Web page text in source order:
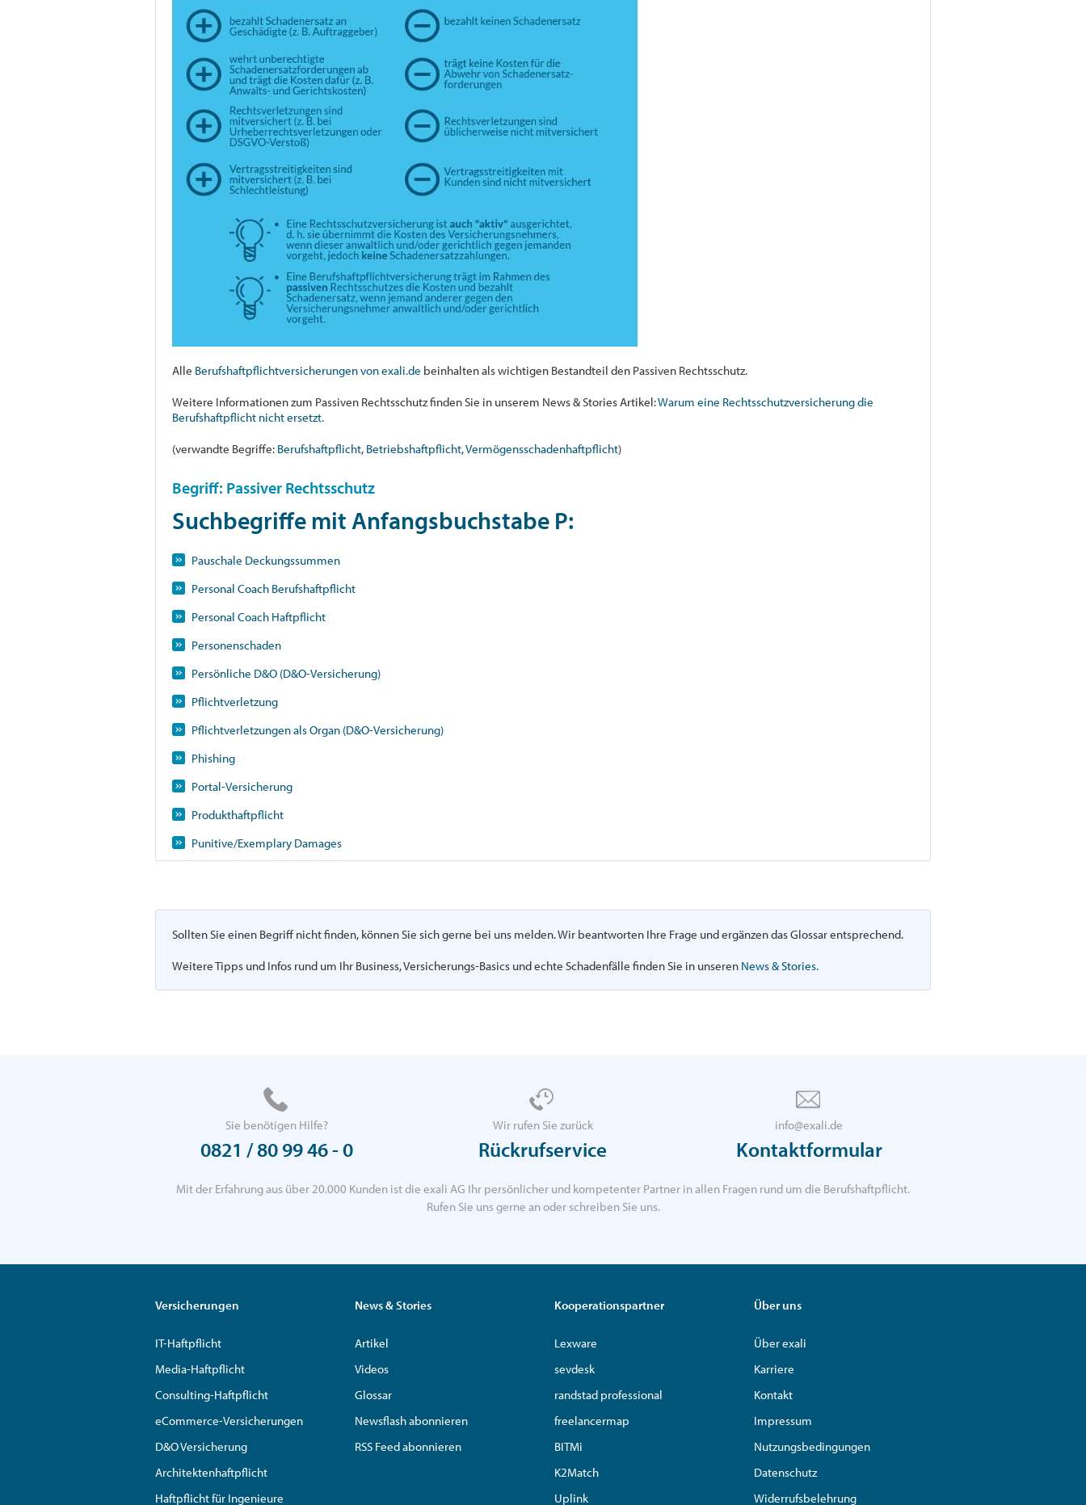
Alle Berufshaftpflichtversicherungen von exali.de beinhalten als wichtigen Bestandteil den Passiven Rechtsschutz.
Weitere Informationen zum Passiven Rechtsschutz finden Sie in unserem News & Stories Artikel:Warum eine Rechtsschutzversicherung die
Berufshaftpflicht nicht ersetzt.
(verwandte Begriffe: Berufshaftpflicht, Betriebshaftpflicht,Vermögensschadenhaftpflicht)
Begriff: Passiver Rechtsschutz
Suchbegriffe mit Anfangsbuchstabe P:
Pauschale Deckungssummen
Personal Coach Berufshaftpflicht
Personal Coach Haftpflicht
Personenschaden
Persönliche D&O (D&O-Versicherung)
Pflichtverletzung
Pflichtverletzungen als Organ (D&O-Versicherung)
Phishing
Portal-Versicherung
Produkthaftpflicht
Punitive/Exemplary Damages
Sollten Sie einen Begriff nicht finden, können Sie sich gerne bei uns melden. Wir beantworten Ihre Frage und ergänzen das Glossar entsprechend.
Weitere Tipps und Infos rund um Ihr Business, Versicherungs-Basics und echte Schadenfälle finden Sie in unseren News & Stories.
Sie benötigen Hilfe?
0821 / 80 99 46 - 0
Wir rufen Sie zurück
Rückrufservice
info@exali.de
Kontaktformular
Mit der Erfahrung aus über 20.000 Kunden ist die exali AG Ihr persönlicher und kompetenter Partner in allen Fragen rund um die Berufshaftpflicht.
Rufen Sie uns gerne an oder schreiben Sie uns.
Versicherungen
IT-Haftpflicht
Media-Haftpflicht
Consulting-Haftpflicht
eCommerce-Versicherungen
D&O Versicherung
Architektenhaftpflicht
Haftpflicht für Ingenieure
News & Stories
Artikel
Videos
Glossar
Newsflash abonnieren
RSS Feed abonnieren
Kooperationspartner
Lexware
sevdesk
randstad professional
freelancermap
BITMi
K2Match
Uplink
Über uns
Über exali
Karriere
Kontakt
Impressum
Nutzungsbedingungen
Datenschutz
Widerrufsbelehrung